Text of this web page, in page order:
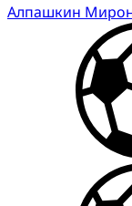
Алпашкин